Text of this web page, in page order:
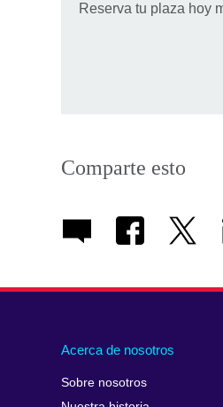
Reserva tu plaza hoy
Comparte esto
Acerca de nosotros
Sobre nosotros